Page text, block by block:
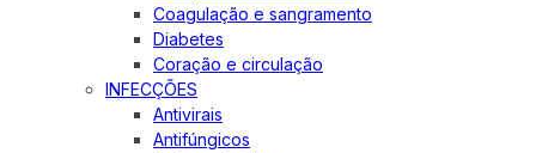
Coagulação e sangramento
Diabetes
Coração e circulação
INFECÇÕES
Antivirais
Antifúngicos